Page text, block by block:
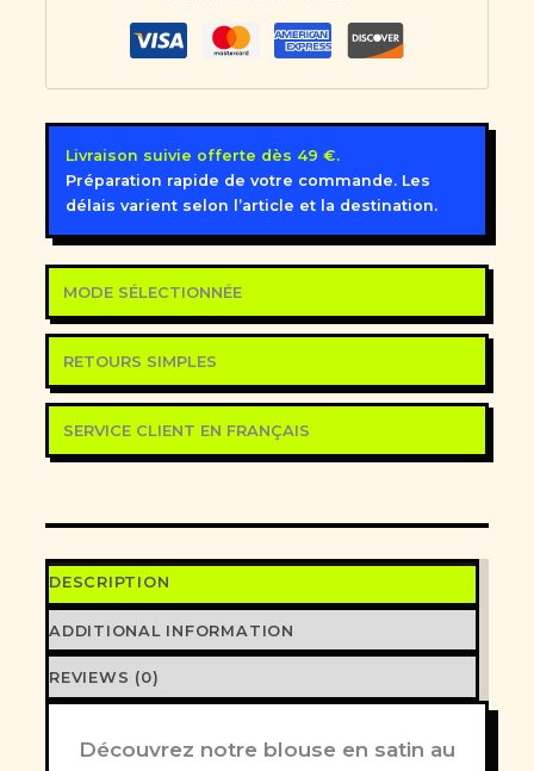
Livraison suivie offerte dès 49 €.
Préparation rapide de votre commande. Les
délais varient selon l’article et la destination.
MODE SÉLECTIONNÉE
RETOURS SIMPLES
SERVICE CLIENT EN FRANÇAIS
DESCRIPTION
ADDITIONAL INFORMATION
REVIEWS (0)
Découvrez notre blouse en satin au